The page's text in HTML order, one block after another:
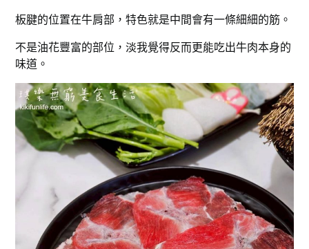
板腱的位置在牛肩部，特色就是中間會有一條細細的筋。
不是油花豐富的部位，淡我覺得反而更能吃出牛肉本身的
味道。